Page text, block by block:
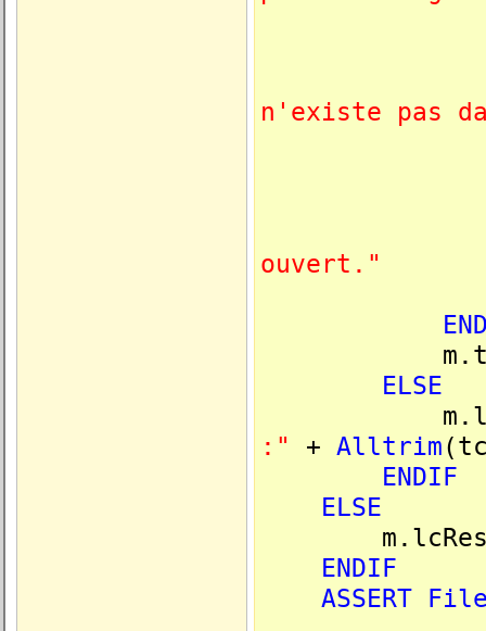
n'existe pas
ouvert."
ELSE
:"
+ Alltrim
ENDIF
ELSE
ENDIF
ASSERT